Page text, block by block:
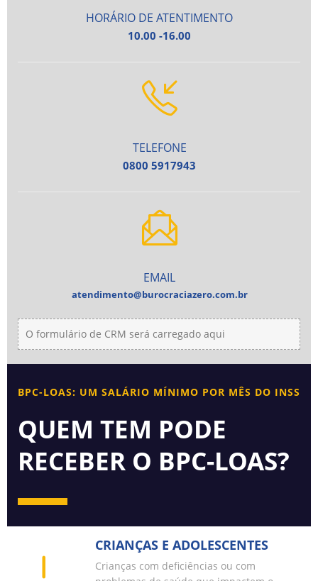
O formulário de CRM será carregado aqui
HORÁRIO DE ATENTIMENTO
10.00 -16.00
TELEFONE
0800 5917943
EMAIL
atendimento@burocraciazero.com.br
BPC-LOAS: UM SALÁRIO MÍNIMO POR MÊS DO INSS
QUEM TEM PODE
RECEBER O BPC-LOAS?
CRIANÇAS E ADOLESCENTES
Crianças com deficiências ou com